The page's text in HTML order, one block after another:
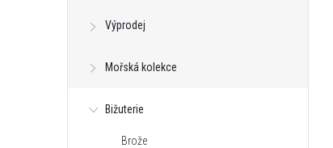
Výprodej
Mořská kolekce
Bižuterie
Brože